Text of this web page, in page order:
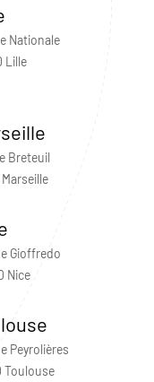
Nationale
Lille
Breteuil
Marseille
Gioffredo
Nice
Peyrolières
Toulouse